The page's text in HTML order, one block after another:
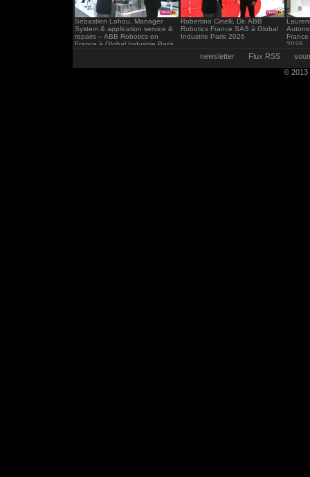
Sébastien Lohou, Manager
System & application service &
repairs – ABB Robotics en
France à Global Industrie Paris
Robertino Cinelli, Dir. ABB
Robotics France SAS à Global
Industrie Paris 2026
2026
newsletter Flux RSS
© 2013